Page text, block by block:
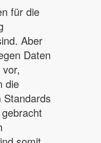
für die
Aber
Daten
die
Standards